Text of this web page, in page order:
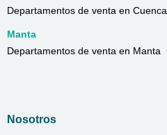
Departamentos de venta en Cuenca
Manta
Departamentos de venta en Manta
Nosotros